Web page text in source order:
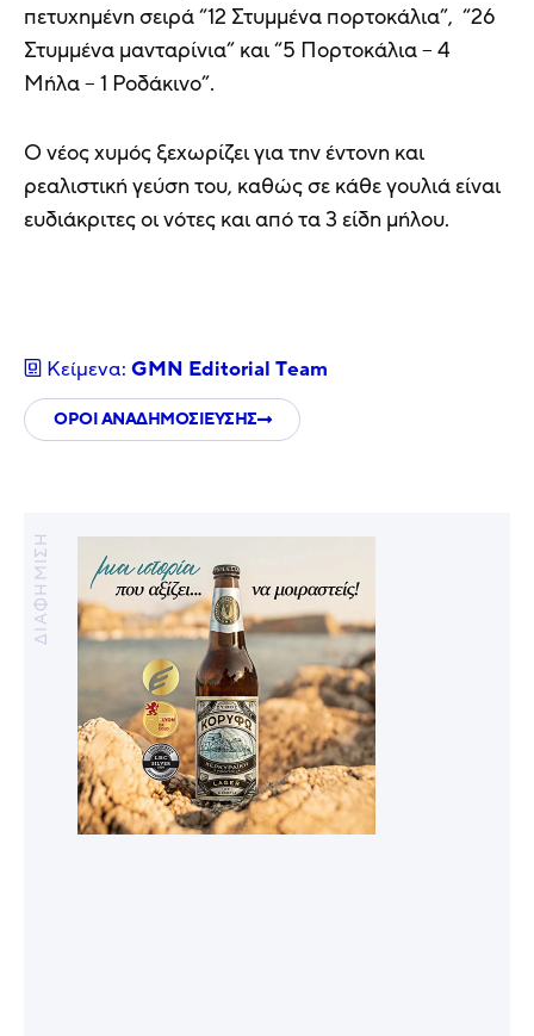
πετυχημένη σειρά “12 Στυμμένα πορτοκάλια”, “26
Στυμμένα μανταρίνια” και “5 Πορτοκάλια – 4
Μήλα – 1 Ροδάκινο”.
Ο νέος χυμός ξεχωρίζει για την έντονη και
ρεαλιστική γεύση του, καθώς σε κάθε γουλιά είναι
ευδιάκριτες οι νότες και από τα 3 είδη μήλου.
Κείμενα: GMN Editorial Τeam
ΟΡΟΙ ΑΝΑΔΗΜΟΣΙΕΥΣΗΣ
ΔΙΑΦΗΜΙΣΗ